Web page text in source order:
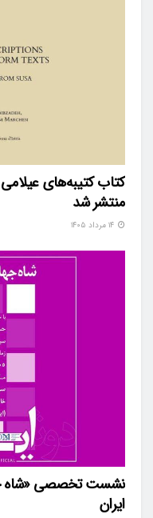
کتاب کتیبه‌های
منتشر شد
نشست تخصصی «شاه‌
ایران